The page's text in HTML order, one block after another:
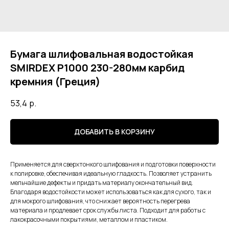
Бумага шлифовальная водостойкая
SMIRDEX Р1000 230-280мм карбид
кремния (Греция)
53,4 р.
ДОБАВИТЬ В КОРЗИНУ
Применяется для сверхтонкого шлифования и подготовки поверхности
к полировке, обеспечивая идеальную гладкость. Позволяет устранить
мельчайшие дефекты и придать материалу окончательный вид.
Благодаря водостойкости может использоваться как для сухого, так и
для мокрого шлифования, что снижает вероятность перегрева
материала и продлевает срок службы листа. Подходит для работы с
лакокрасочными покрытиями, металлом и пластиком.